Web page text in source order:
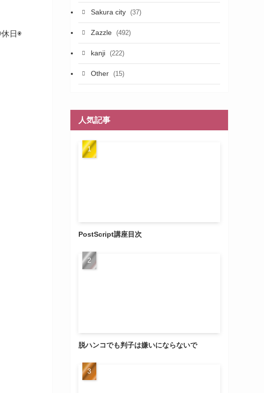
日◉
Sakura city (37)
Zazzle (492)
kanji (222)
Other (15)
人気記事
PostScript講座目次
脱ハンコでも判子は嫌いにならないで